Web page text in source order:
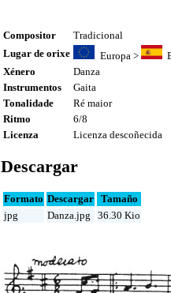
Compositor
Tradicional
Lugar de orixe
Europa>
Xénero
Danza
Instrumentos
Gaita
Tonalidade
Ré maior
Ritmo
6/8
Licenza
Licenza descoñecida
Descargar
Formato Descargar Tamaño
jpg
Danza.jpg 36.30 Kio